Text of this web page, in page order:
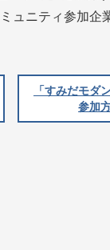
ュニティ参加企
「すみだモダ
参加